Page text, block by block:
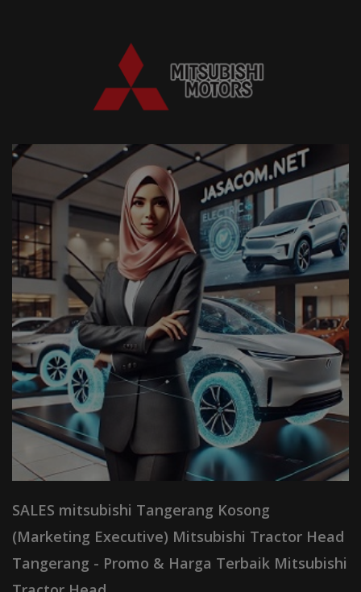
SALES mitsubishi Tangerang Kosong
(Marketing Executive) Mitsubishi Tractor Head
Tangerang - Promo & Harga Terbaik Mitsubishi